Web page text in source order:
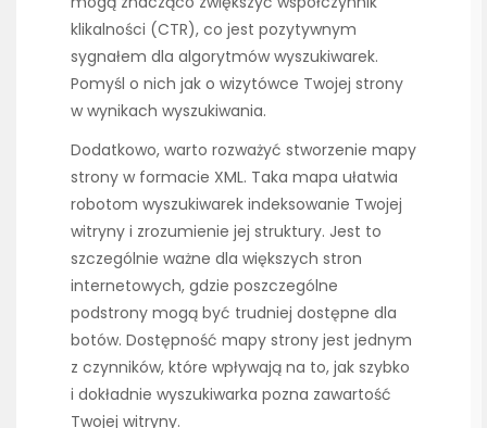
klikalności (CTR), co jest pozytywnym
sygnałem dla algorytmów wyszukiwarek.
Pomyśl o nich jak o wizytówce Twojej strony
w wynikach wyszukiwania.
Dodatkowo, warto rozważyć stworzenie mapy
strony w formacie XML. Taka mapa ułatwia
robotom wyszukiwarek indeksowanie Twojej
witryny i zrozumienie jej struktury. Jest to
szczególnie ważne dla większych stron
internetowych, gdzie poszczególne
podstrony mogą być trudniej dostępne dla
botów. Dostępność mapy strony jest jednym
z czynników, które wpływają na to, jak szybko
i dokładnie wyszukiwarka pozna zawartość
Twojej witryny.